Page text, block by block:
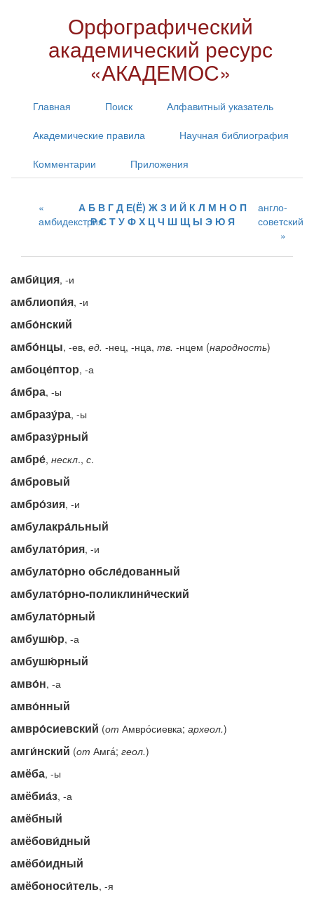
Орфографический
академический ресурс
«АКАДЕМОС»
Главная Поиск Алфавитный указатель
Академические правила Научная библиография
Комментарии Приложения
амбидекстрия
А Б В Г Д Е(Ё) Ж З И Й К Л М Н О П
Р С Т У Ф Х Ц Ч Ш Щ Ы Э Ю Я
англо-
советский
амби́ция, -и
амблиопи́я, -и
амбо́нский
амбо́нцы, -ев, ед. -нец, -нца, тв. -нцем (народность)
амбоце́птор, -а
а́мбра, -ы
амбразу́ра, -ы
амбразу́рный
амбре́, нескл., с.
а́мбровый
амбро́зия, -и
амбулакра́льный
амбулато́рия, -и
амбулато́рно обсле́дованный
амбулато́рно-поликлини́ческий
амбулато́рный
амбушю́р, -а
амбушю́рный
амво́н, -а
амво́нный
амвро́сиевский (от Амвро́сиевка; археол.)
амги́нский (от Амга́; геол.)
амёба, -ы
амёбиа́з, -а
амёбный
амёбови́дный
амёбо́идный
амёбоноси́тель, -я